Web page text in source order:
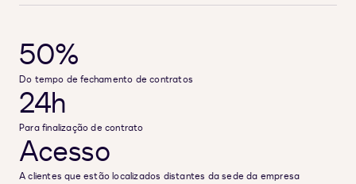
50%
Do tempo de fechamento de contratos
24h
Para finalização de contrato
Acesso
A clientes que estão localizados distantes da sede da empresa